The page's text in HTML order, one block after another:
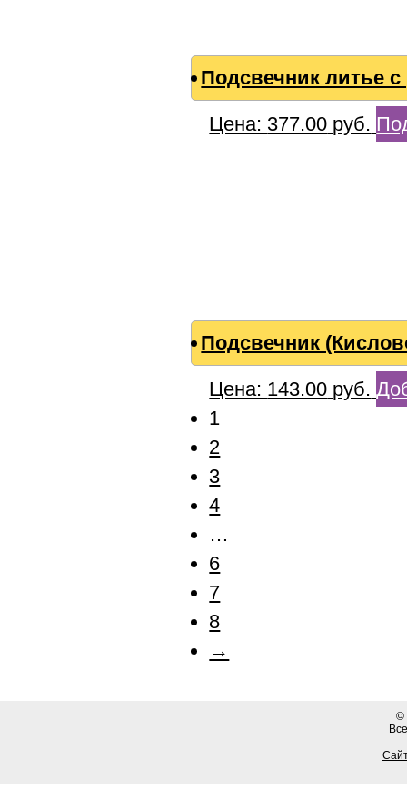
Подсвечник литье
Цена: 377.00 руб.
Подсвечник
Цена: 143.00 руб.
1
2
3
4
…
6
7
8
→
©